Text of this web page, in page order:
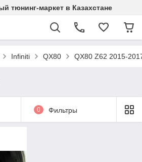
тюнинг-маркет в Казахстане
Infiniti QX80 QX80 Z62 2015-
0 Фильтры